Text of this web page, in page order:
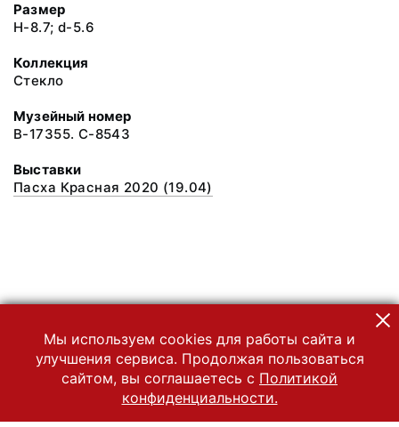
Размер
H-8.7; d-5.6
Коллекция
Стекло
Музейный номер
В-17355. С-8543
Выставки
Пасха Красная 2020 (19.04)
Мы используем cookies для работы сайта и
улучшения сервиса. Продолжая пользоваться
сайтом, вы соглашаетесь с Политикой
конфиденциальности.